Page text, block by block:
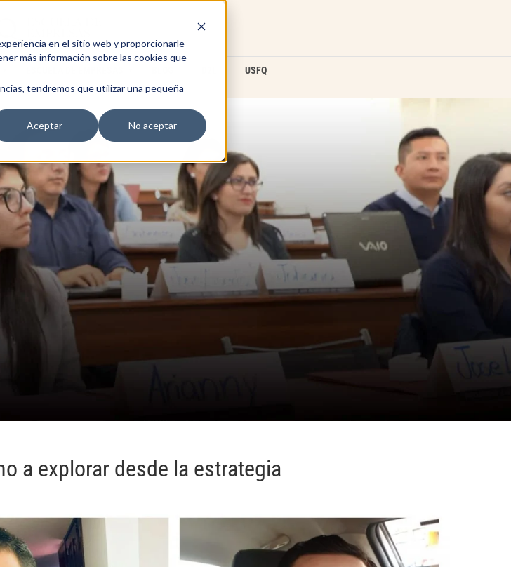
en el sitio web y proporcionarle
más información sobre las cookies que
tendremos que utilizar una pequeña
Aceptar
No aceptar
USFQ
a explorar desde la estrategia